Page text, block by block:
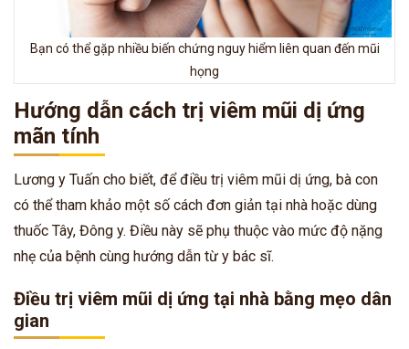
Bạn có thể gặp nhiều biến chứng nguy hiểm liên quan đến mũi
họng
Hướng dẫn cách trị viêm mũi dị ứng
mãn tính
Lương y Tuấn cho biết, để điều trị viêm mũi dị ứng, bà con
có thể tham khảo một số cách đơn giản tại nhà hoặc dùng
thuốc Tây, Đông y. Điều này sẽ phụ thuộc vào mức độ nặng
nhẹ của bệnh cùng hướng dẫn từ y bác sĩ.
Điều trị viêm mũi dị ứng tại nhà bằng mẹo dân
gian